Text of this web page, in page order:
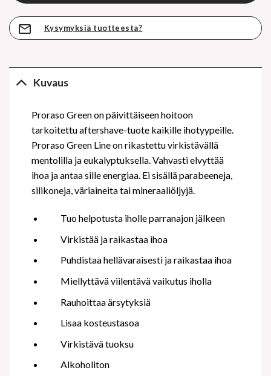
Kysymyksiä tuotteesta?
Kuvaus
Proraso Green on päivittäiseen hoitoon
tarkoitettu aftershave-tuote kaikille ihotyypeille.
Proraso Green Line on rikastettu virkistävällä
mentolilla ja eukalyptuksella. Vahvasti elvyttää
ihoa ja antaa sille energiaa. Ei sisällä parabeeneja,
silikoneja, väriaineita tai mineraaliöljyjä.
Tuo helpotusta iholle parranajon jälkeen
Virkistää ja raikastaa ihoa
Puhdistaa hellävaraisesti ja raikastaa ihoa
Miellyttävä viilentävä vaikutus iholla
Rauhoittaa ärsytyksiä
Lisaa kosteustasoa
Virkistävä tuoksu
Alkoholiton